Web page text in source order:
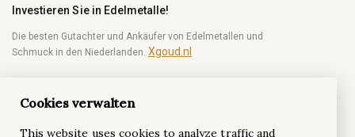
Investieren Sie in Edelmetalle!
Die besten Gutachter und Ankäufer von Edelmetallen und
Schmuck in den Niederlanden. Xgoud.nl
Werden Sie ein Diamant-Insider!
Cookies verwalten
This website uses cookies to analyze traffic and